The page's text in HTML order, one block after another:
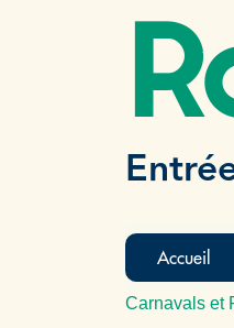
Accueil
Carnavals et